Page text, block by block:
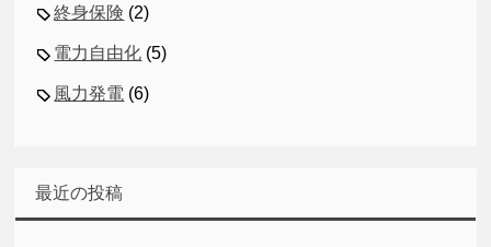
終身保険 (2)
電力自由化 (5)
風力発電 (6)
最近の投稿